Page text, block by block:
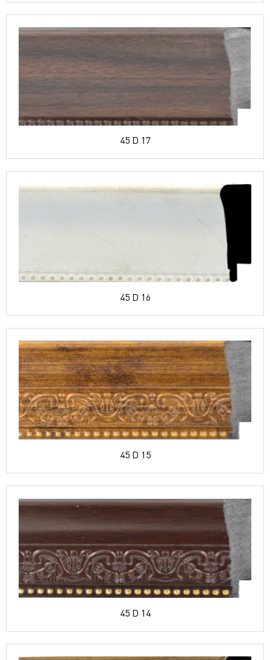
45 D 17
45 D 16
45 D 15
45 D 14